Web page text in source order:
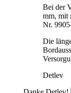
Bei der
mm, mit
Nr.
Die
Detlev